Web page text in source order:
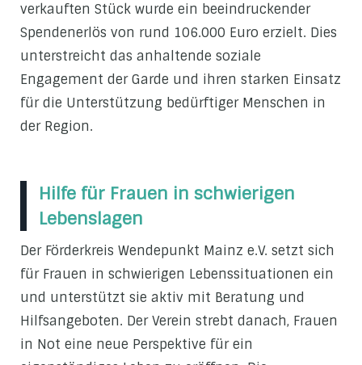
verkauften Stück wurde ein beeindruckender
Spendenerlös von rund 106.000 Euro erzielt. Dies
unterstreicht das anhaltende soziale
Engagement der Garde und ihren starken Einsatz
für die Unterstützung bedürftiger Menschen in
der Region.
Hilfe für Frauen in schwierigen
Lebenslagen
Der Förderkreis Wendepunkt Mainz e.V. setzt sich
für Frauen in schwierigen Lebenssituationen ein
und unterstützt sie aktiv mit Beratung und
Hilfsangeboten. Der Verein strebt danach, Frauen
in Not eine neue Perspektive für ein